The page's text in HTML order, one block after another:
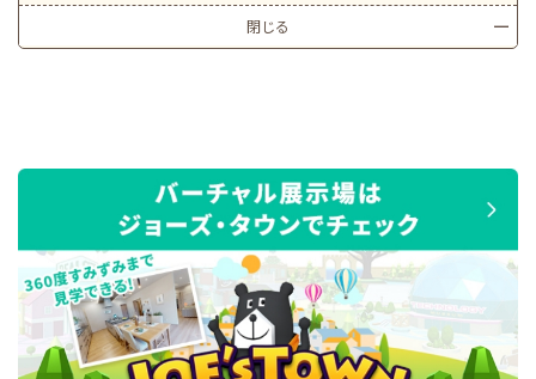
閉じる